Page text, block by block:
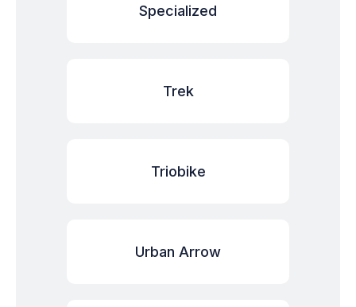
Specialized
Trek
Triobike
Urban Arrow